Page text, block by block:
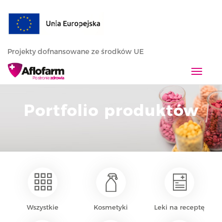
Projekty dofnansowane ze środków UE
T
o
g
g
l
e
n
a
Portfolio produktów
Wszystkie Kosmetyki Leki na receptę